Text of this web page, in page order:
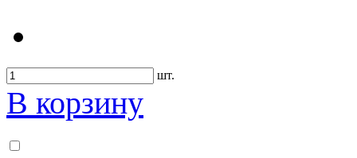
шт.
В корзину